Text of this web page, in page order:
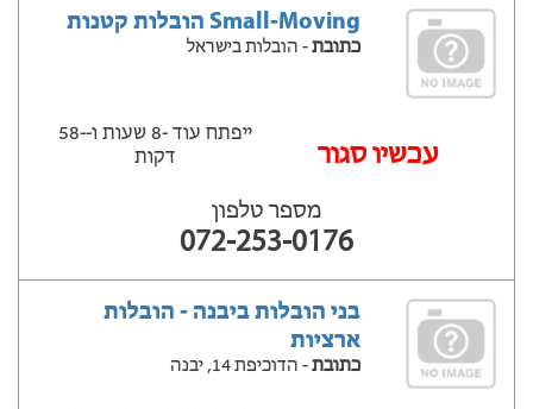
Small-Moving הובלות קטנות
כתובת- הובלות בישראל
‫עכשיו סגור
ייפתח עוד -8 שעות ‫ו--58
דקות
מספר טלפון
072-253-0176
בני הובלות ביבנה - הובלות
ארציות
כתובת- הדוכיפת 14, יבנה